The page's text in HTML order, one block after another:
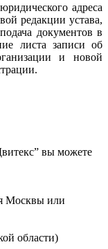
адреса
редакции устава,
документов в
листа записи об
и новой
вы можете
Москвы или
области)